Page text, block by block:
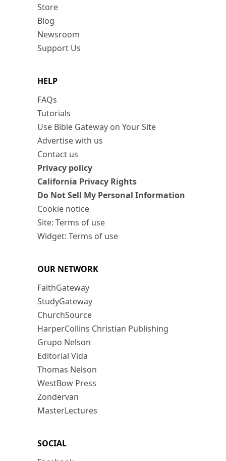
Store
Blog
Newsroom
Support Us
HELP
FAQs
Tutorials
Use Bible Gateway on Your Site
Advertise with us
Contact us
Privacy policy
California Privacy Rights
Do Not Sell My Personal Information
Cookie notice
Site: Terms of use
Widget: Terms of use
OUR NETWORK
FaithGateway
StudyGateway
ChurchSource
HarperCollins Christian Publishing
Grupo Nelson
Editorial Vida
Thomas Nelson
WestBow Press
Zondervan
MasterLectures
SOCIAL